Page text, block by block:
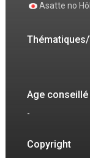
Asatte no
Age conseillé
-
Copyright